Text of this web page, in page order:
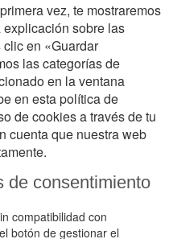
vez, te mostraremos
sobre las
en «Guardar
las categorías de
en la ventana
en esta política de
de cookies a través de tu
cuenta que nuestra web
de consentimiento
compatibilidad con
botón de gestionar el